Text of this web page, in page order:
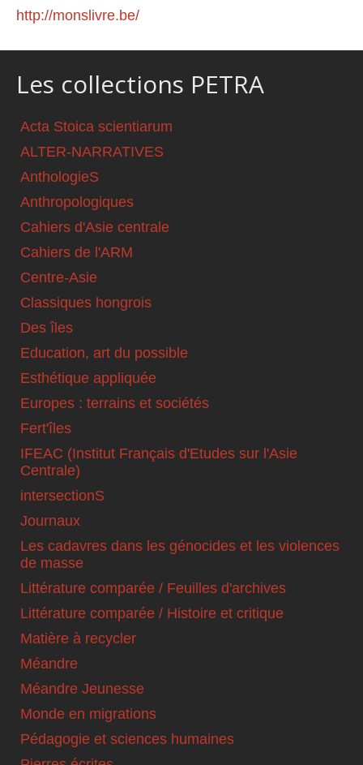
http://monslivre.be/
Les collections PETRA
Acta Stoica scientiarum
ALTER-NARRATIVES
AnthologieS
Anthropologiques
Cahiers d'Asie centrale
Cahiers de l'ARM
Centre-Asie
Classiques hongrois
Des îles
Education, art du possible
Esthétique appliquée
Europes : terrains et sociétés
Fert'îles
IFEAC (Institut Français d'Etudes sur l'Asie
Centrale)
intersectionS
Journaux
Les cadavres dans les génocides et les violences
de masse
Littérature comparée / Feuilles d'archives
Littérature comparée / Histoire et critique
Matière à recycler
Méandre
Méandre Jeunesse
Monde en migrations
Pédagogie et sciences humaines